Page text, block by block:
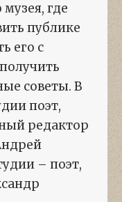
где
публике
его с
советы. В
поэт,
редактор
– поэт,